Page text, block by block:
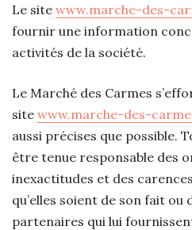
Le site www.marche-des-
fournir une information
activités de la société.
Le Marché des Carmes
site www.marche-des-
aussi précises que possible.
être tenue responsable des
inexactitudes et des
qu’elles soient de son fait ou
partenaires qui lui